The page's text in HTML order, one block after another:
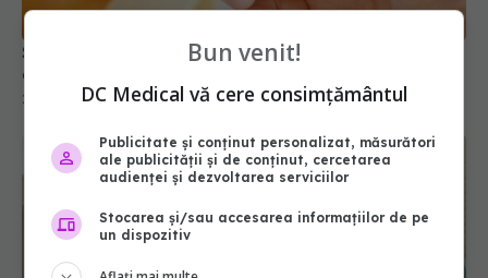
Sindromul Treacher Collins: aspecte pe care nu le
cunoști despre această boală rară
28 mai 2021, 22:11
Bun venit!
DC Medical vă cere consimțământul
Publicitate și conținut personalizat, măsurători
ale publicității și de conținut, cercetarea
audienței și dezvoltarea serviciilor
Stocarea și/sau accesarea informațiilor de pe
un dispozitiv